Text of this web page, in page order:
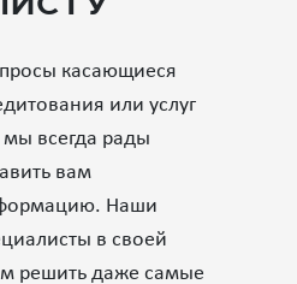
касающиеся
или услуг
всегда рады
вам
Наши
в своей
решить даже самые